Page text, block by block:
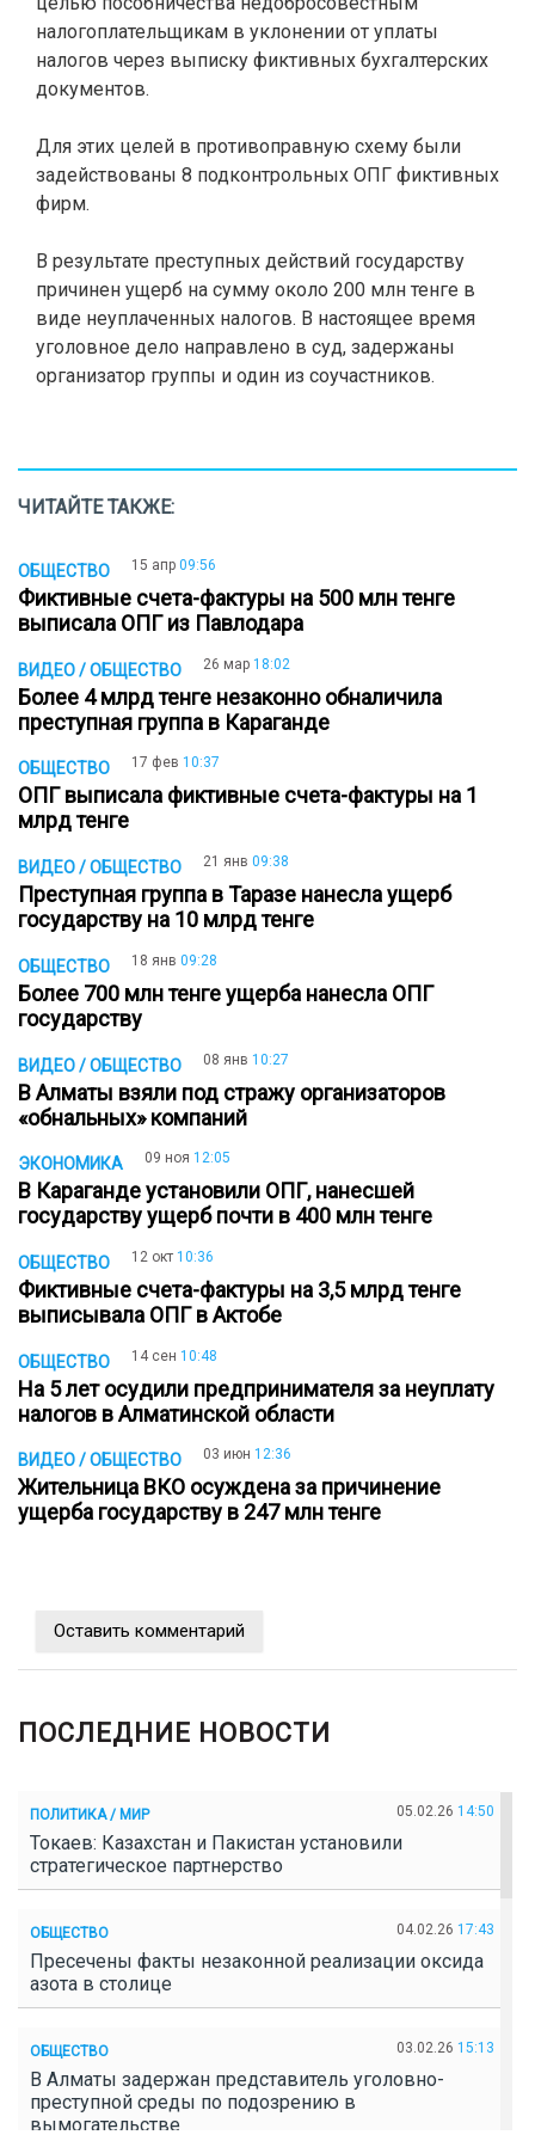
налогоплательщикам в уклонении от уплаты
налогов через выписку фиктивных бухгалтерских
документов.
Для этих целей в противоправную схему были
задействованы 8 подконтрольных ОПГ фиктивных
фирм.
В результате преступных действий государству
причинен ущерб на сумму около 200 млн тенге в
виде неуплаченных налогов. В настоящее время
уголовное дело направлено в суд, задержаны
организатор группы и один из соучастников.
ЧИТАЙТЕ ТАКЖЕ:
ОБЩЕСТВО 15 апр 09:56
Фиктивные счета-фактуры на 500 млн тенге
выписала ОПГ из Павлодара
ВИДЕО / ОБЩЕСТВО 26 мар 18:02
Более 4 млрд тенге незаконно обналичила
преступная группа в Караганде
ОБЩЕСТВО 17 фев 10:37
ОПГ выписала фиктивные счета-фактуры на 1
млрд тенге
ВИДЕО / ОБЩЕСТВО 21 янв 09:38
Преступная группа в Таразе нанесла ущерб
государству на 10 млрд тенге
ОБЩЕСТВО 18 янв 09:28
Более 700 млн тенге ущерба нанесла ОПГ
государству
ВИДЕО / ОБЩЕСТВО 08 янв 10:27
В Алматы взяли под стражу организаторов
«обнальных» компаний
ЭКОНОМИКА 09 ноя 12:05
В Караганде установили ОПГ, нанесшей
государству ущерб почти в 400 млн тенге
ОБЩЕСТВО 12 окт 10:36
Фиктивные счета-фактуры на 3,5 млрд тенге
выписывала ОПГ в Актобе
ОБЩЕСТВО 14 сен 10:48
На 5 лет осудили предпринимателя за неуплату
налогов в Алматинской области
ВИДЕО / ОБЩЕСТВО 03 июн 12:36
Жительница ВКО осуждена за причинение
ущерба государству в 247 млн тенге
Оставить комментарий
ПОСЛЕДНИЕ НОВОСТИ
ПОЛИТИКА / МИР 05.02.26 14:50
Токаев: Казахстан и Пакистан установили
стратегическое партнерство
ОБЩЕСТВО 04.02.26 17:43
Пресечены факты незаконной реализации оксида
азота в столице
ОБЩЕСТВО 03.02.26 15:13
В Алматы задержан представитель уголовно-
преступной среды по подозрению в
вымогательстве